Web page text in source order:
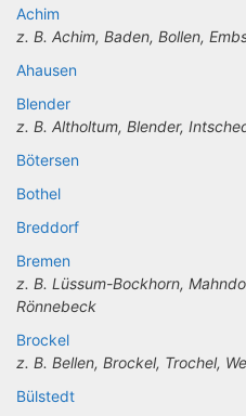
Achim
z. B. Achim, Baden, Bollen,
Ahausen
Blender
z. B. Altholtum, Blender,
Bötersen
Bothel
Breddorf
Bremen
z. B. Lüssum-Bockhorn,
Rönnebeck
Brockel
z. B. Bellen, Brockel, Trochel,
Bülstedt